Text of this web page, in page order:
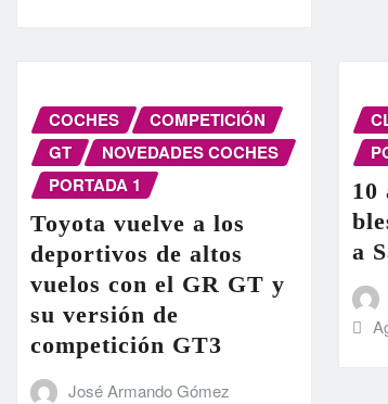
COCHES
COMPETICIÓN
GT
NOVEDADES COCHES
PORTADA 1
Toyota vuelve a los
deportivos de altos
vuelos con el GR GT y
su versión de
competición GT3
José Armando Gómez
10
a